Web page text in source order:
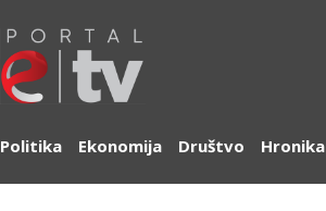
Politika Ekonomija Društvo Hronika